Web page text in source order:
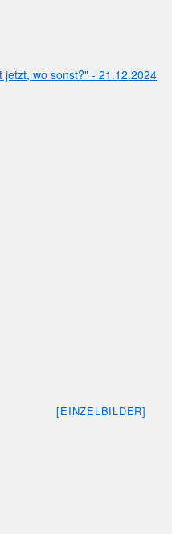
[EINZELBILDER]